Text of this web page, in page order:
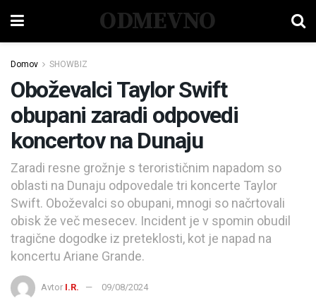
ODMEVNO
Domov SHOWBIZ
Oboževalci Taylor Swift
obupani zaradi odpovedi
koncertov na Dunaju
Zaradi resne grožnje s terorističnim napadom so
oblasti na Dunaju odpovedale tri koncerte Taylor
Swift. Oboževalci so obupani, mnogi so načrtovali
obisk že več mesecev. Incident je v spomin obudil
tragične dogodke iz preteklosti, kot je napad na
koncertu Ariane Grande.
Avtor I.R. 09/08/2024